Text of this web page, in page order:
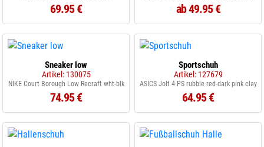
69.95 € ab 49.95 €
Sneaker low
Artikel: 130075
NIKE Court Borough Low Recraft wht-blk
74.95 €
Sportschuh
Artikel: 127679
ASICS Jolt 4 PS rubble red-dark pink clay
64.95 €